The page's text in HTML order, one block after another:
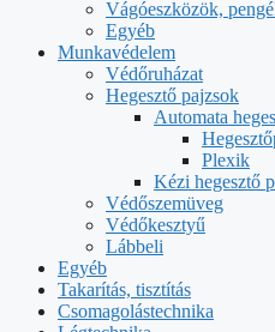
Vágóeszközök,
Egyéb
Munkavédelem
Védőruházat
Hegesztő pajzsok
Automata
Plexik
Kézi hegesztő
Védőszemüveg
Védőkesztyű
Lábbeli
Egyéb
Takarítás, tisztítás
Csomagolástechnika